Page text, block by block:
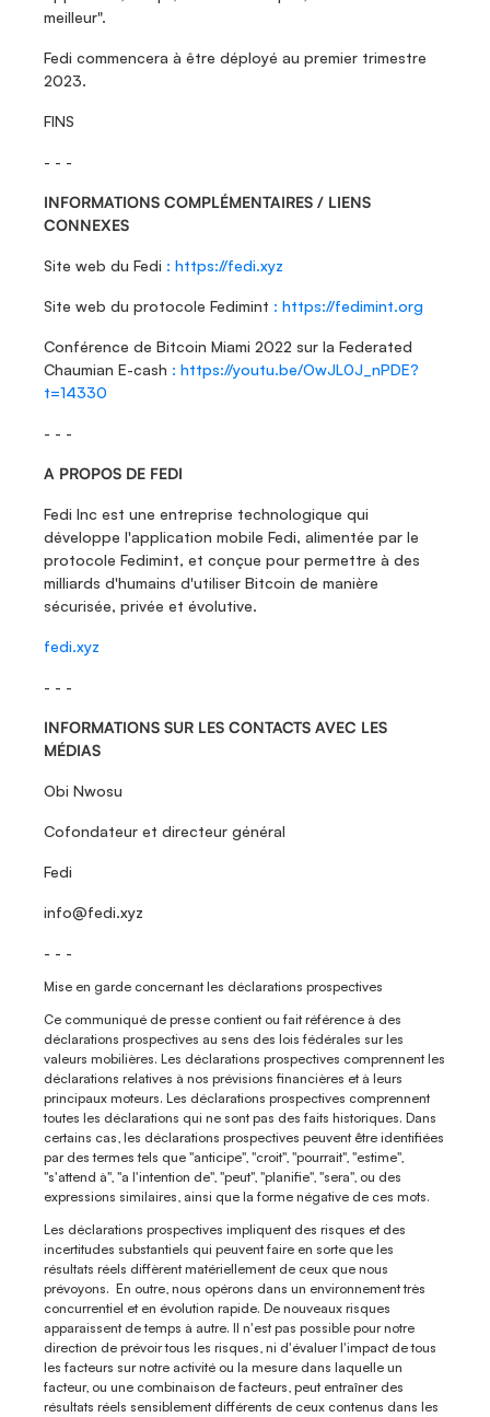
meilleur".
Fedi commencera à être déployé au premier trimestre
2023.
FINS
- - -
INFORMATIONS COMPLÉMENTAIRES / LIENS
CONNEXES
Site web du Fedi : https://fedi.xyz
Site web du protocole Fedimint : https://fedimint.org
Conférence de Bitcoin Miami 2022 sur la Federated
Chaumian E-cash : https://youtu.be/OwJL0J_nPDE?
t=14330
- - -
A PROPOS DE FEDI
Fedi Inc est une entreprise technologique qui
développe l'application mobile Fedi, alimentée par le
protocole Fedimint, et conçue pour permettre à des
milliards d'humains d'utiliser Bitcoin de manière
sécurisée, privée et évolutive.
fedi.xyz
- - -
INFORMATIONS SUR LES CONTACTS AVEC LES
MÉDIAS
Obi Nwosu
Cofondateur et directeur général
Fedi
info@fedi.xyz
- - -
Mise en garde concernant les déclarations prospectives
Ce communiqué de presse contient ou fait référence à des
déclarations prospectives au sens des lois fédérales sur les
valeurs mobilières. Les déclarations prospectives comprennent les
déclarations relatives à nos prévisions financières et à leurs
principaux moteurs. Les déclarations prospectives comprennent
toutes les déclarations qui ne sont pas des faits historiques. Dans
certains cas, les déclarations prospectives peuvent être identifiées
par des termes tels que "anticipe", "croit", "pourrait", "estime",
"s'attend à", "a l'intention de", "peut", "planifie", "sera", ou des
expressions similaires, ainsi que la forme négative de ces mots.
Les déclarations prospectives impliquent des risques et des
incertitudes substantiels qui peuvent faire en sorte que les
résultats réels diffèrent matériellement de ceux que nous
prévoyons.  En outre, nous opérons dans un environnement très
concurrentiel et en évolution rapide. De nouveaux risques
apparaissent de temps à autre. Il n'est pas possible pour notre
direction de prévoir tous les risques, ni d'évaluer l'impact de tous
les facteurs sur notre activité ou la mesure dans laquelle un
facteur, ou une combinaison de facteurs, peut entraîner des
résultats réels sensiblement différents de ceux contenus dans les